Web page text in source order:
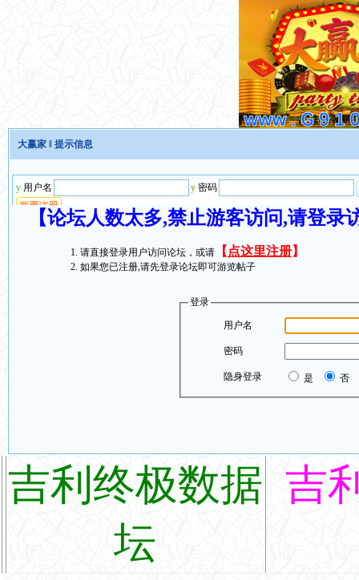
大赢家 ‖ 提示信息
【论坛人数太多,禁止游客访问,请登
请直接登录用户访问论坛，或请 【 点这里注册】
如果您已注册,请先登录论坛即可游览帖子
登录
用户名
密码
隐身登录 是 否
吉利终极数据
坛
吉